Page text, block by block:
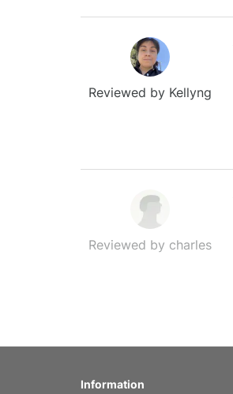
Reviewed by Kellyng
Reviewed by charles
Information